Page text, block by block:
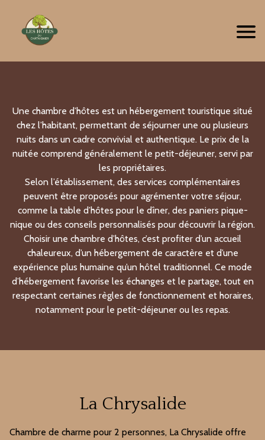
Une chambre d’hôtes est un hébergement touristique situé
chez l’habitant, permettant de séjourner une ou plusieurs
nuits dans un cadre convivial et authentique. Le prix de la
nuitée comprend généralement le petit-déjeuner, servi par
les propriétaires.
Selon l’établissement, des services complémentaires
peuvent être proposés pour agrémenter votre séjour,
comme la table d’hôtes pour le dîner, des paniers pique-
nique ou des conseils personnalisés pour découvrir la région.
Choisir une chambre d’hôtes, c’est profiter d’un accueil
chaleureux, d’un hébergement de caractère et d’une
expérience plus humaine qu’un hôtel traditionnel. Ce mode
d’hébergement favorise les échanges et le partage, tout en
respectant certaines règles de fonctionnement et horaires,
notamment pour le petit-déjeuner ou les repas.
La Chrysalide
Chambre de charme pour 2 personnes, La Chrysalide offre